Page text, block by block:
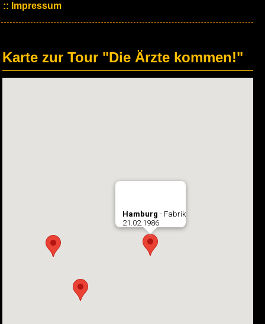
Impressum
Karte zur Tour "Die Ärzte kommen!"
Hamburg - Fabrik
21.02.1986